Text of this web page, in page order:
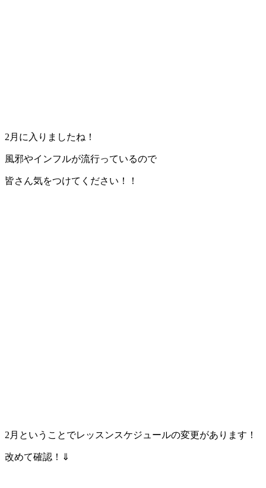
2月に入りましたね！
風邪やインフルが流行っているので
皆さん気をつけてください！！
2月ということでレッスンスケジュールの変更があります！
改めて確認！⇓